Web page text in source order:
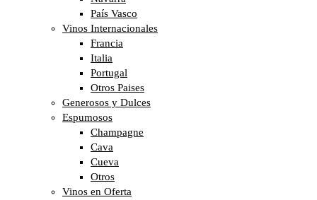
País Vasco
Vinos Internacionales
Francia
Italia
Portugal
Otros Paises
Generosos y Dulces
Espumosos
Champagne
Cava
Cueva
Otros
Vinos en Oferta